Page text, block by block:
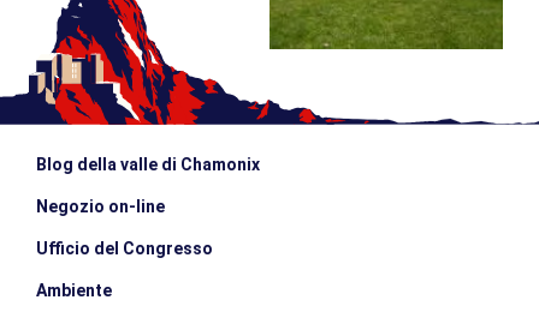
Blog della valle di Chamonix
Negozio on-line
Ufficio del Congresso
Ambiente